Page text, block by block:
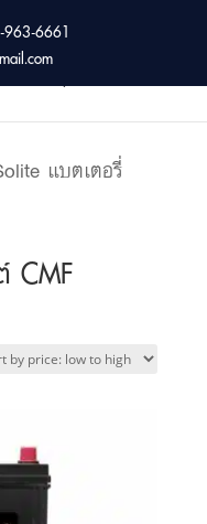
6661
แบตเตอรี่
CMF